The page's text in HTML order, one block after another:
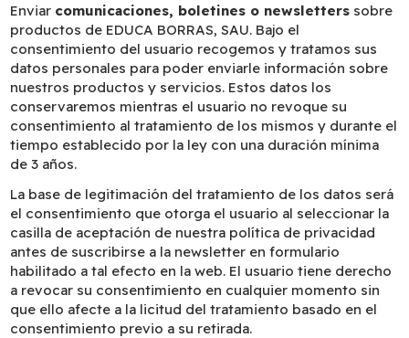
Enviar comunicaciones, boletines o newsletters sobre
productos de EDUCA BORRAS, SAU. Bajo el
consentimiento del usuario recogemos y tratamos sus
datos personales para poder enviarle información sobre
nuestros productos y servicios. Estos datos los
conservaremos mientras el usuario no revoque su
consentimiento al tratamiento de los mismos y durante el
tiempo establecido por la ley con una duración mínima
de 3 años.
La base de legitimación del tratamiento de los datos será
el consentimiento que otorga el usuario al seleccionar la
casilla de aceptación de nuestra política de privacidad
antes de suscribirse a la newsletter en formulario
habilitado a tal efecto en la web. El usuario tiene derecho
a revocar su consentimiento en cualquier momento sin
que ello afecte a la licitud del tratamiento basado en el
consentimiento previo a su retirada.